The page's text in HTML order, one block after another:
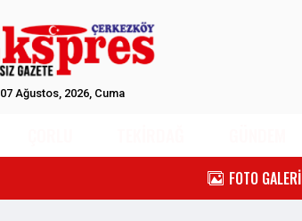
07 Ağustos, 2026, Cuma
FOTO GALERİ